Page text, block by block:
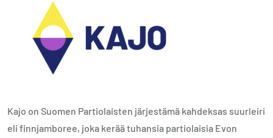
Kajo on Suomen Partiolaisten järjestämä kahdeksas suurleiri
eli finnjamboree, joka kerää tuhansia partiolaisia Evon